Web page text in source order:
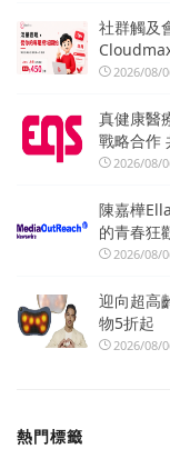
社群觸及
2026/08/
真健康醫
戰略合作
2026/08/
陳嘉樺
的青春狂
2026/08/
迎向超高
物5折起
2026/08/
熱門標籤